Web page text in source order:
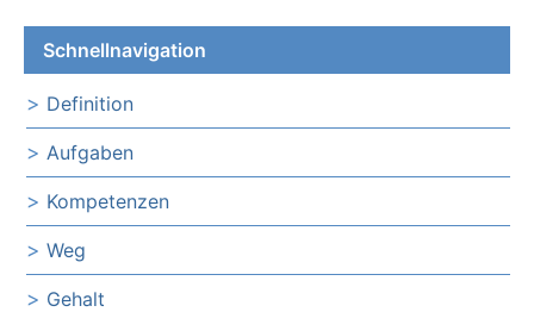
Schnellnavigation
Definition
Aufgaben
Kompetenzen
Weg
Gehalt